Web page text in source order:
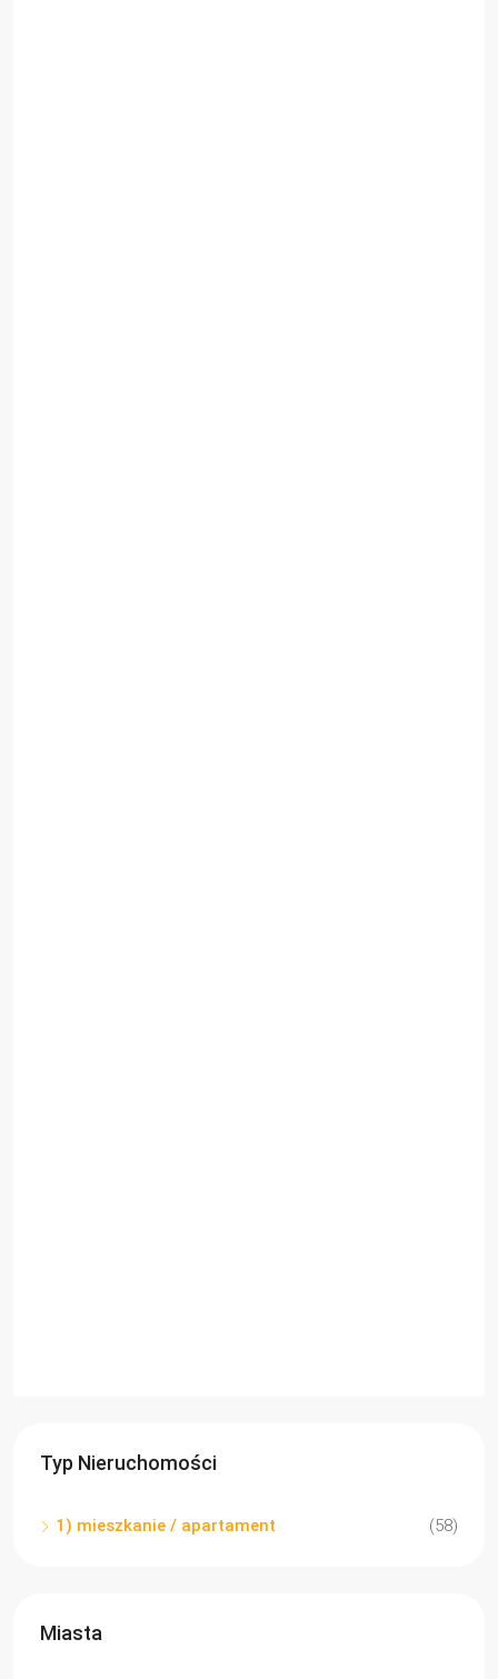
Typ Nieruchomości
1) mieszkanie / apartament (58)
Miasta